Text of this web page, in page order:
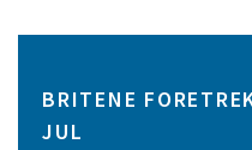
BRITENE
JUL